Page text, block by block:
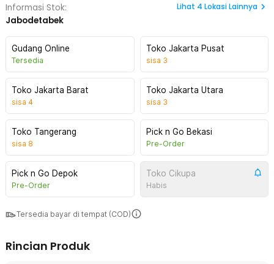
Informasi Stok:
Jabodetabek
Lihat 4 Lokasi Lainnya
Gudang Online
Tersedia
Toko Jakarta Pusat
sisa 3
Toko Jakarta Barat
sisa 4
Toko Jakarta Utara
sisa 3
Toko Tangerang
sisa 8
Pick n Go Bekasi
Pre-Order
Pick n Go Depok
Pre-Order
Toko Cikupa
Habis
Tersedia bayar di tempat (COD)
Rincian Produk